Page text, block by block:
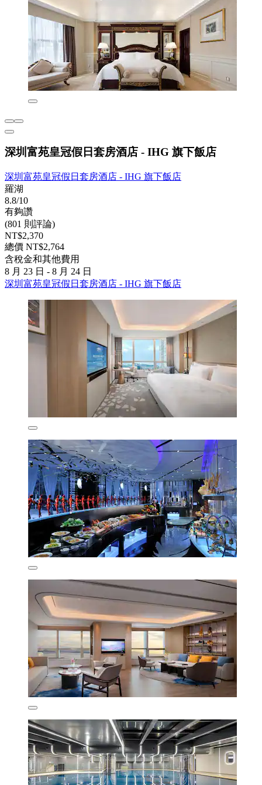
深圳富苑皇冠假日套房酒店 - IHG 旗下飯店
深圳富苑皇冠假日套房酒店 - IHG 旗下飯店
羅湖
8.8/10
有夠讚
(801 則評論)
NT$2,370
總價 NT$2,764
含稅金和其他費用
8 月 23 日 - 8 月 24 日
深圳富苑皇冠假日套房酒店 - IHG 旗下飯店